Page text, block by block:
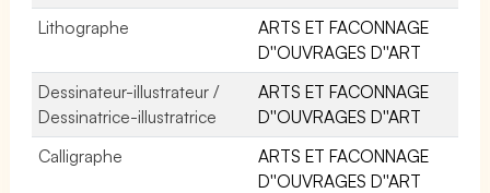
Lithographe
ARTS ET FACONNAGE
D''OUVRAGES D''ART
Dessinateur-illustrateur /
Dessinatrice-illustratrice
ARTS ET FACONNAGE
D''OUVRAGES D''ART
Calligraphe
ARTS ET FACONNAGE
D''OUVRAGES D''ART